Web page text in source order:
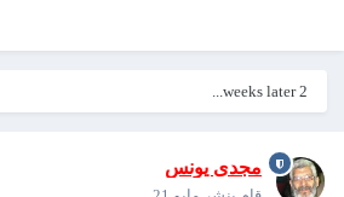
2 weeks later...
مجدى يونس